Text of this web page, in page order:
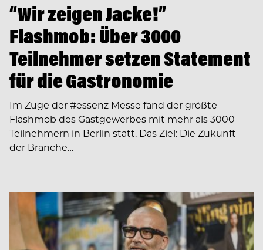
“Wir zeigen Jacke!”
Flashmob: Über 3000
Teilnehmer setzen Statement
für die Gastronomie
Im Zuge der #essenz Messe fand der größte
Flashmob des Gastgewerbes mit mehr als 3000
Teilnehmern in Berlin statt. Das Ziel: Die Zukunft
der Branche…